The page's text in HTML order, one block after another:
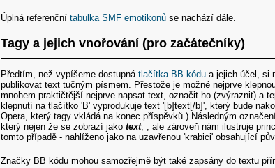
Úplná referenčnítabulka SMF emotikonů se nachází dále.
Tagy a jejich vnořování (pro začátečníky)
Předtím, než vypíšeme dostupnátlačítka BB kódu a jejich účel, si
publikovat text tučným písmem. Přestože je možné nejprve
mnohem praktičtější nejprve napsat text, označit ho (zvýraznit) a
klepnutí na tlačítko 'B' vyprodukuje text '[b]text[/b]', který bude
Opera, který tagy vkládá na konec příspěvků.) Následným
který nejen že se zobrazí jakotext, , ale zároveň nám ilustruje
tomto případě - nahlíženo jako na uzavřenou 'krabici' obsahující
Značky BB kódu mohou samozřejmě být také zapsány do textu